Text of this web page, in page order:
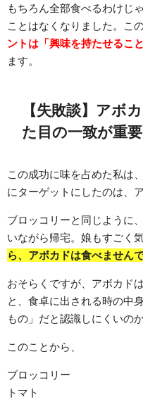
もちろん全部食べるわけじ
ことはなくなりました。こ
ントは「興味を持たせるこ
ます。
【失敗談】アボ
た目の一致が重要
この成功に味を占めた私は
にターゲットにしたのは、
ブロッコリーと同じように
いながら帰宅。娘もすごく
ら、アボカドは食べませんで
おそらくですが、アボカド
と、食卓に出される時の中
もの」だと認識しにくいの
このことから、
ブロッコリー
トマト